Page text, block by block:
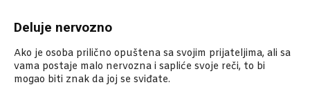
Deluje nervozno
Ako je osoba prilično opuštena sa svojim prijateljima, ali sa
vama postaje malo nervozna i sapliće svoje reči, to bi
mogao biti znak da joj se sviđate.